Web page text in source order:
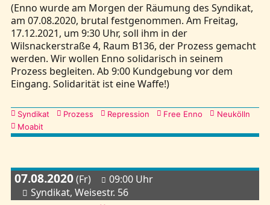
(Enno wurde am Morgen der Räumung des Syndikat,
am 07.08.2020, brutal festgenommen. Am Freitag,
17.12.2021, um 9:30 Uhr, soll ihm in der
Wilsnackerstraße 4, Raum B136, der Prozess gemacht
werden. Wir wollen Enno solidarisch in seinem
Prozess begleiten. Ab 9:00 Kundgebung vor dem
Eingang. Solidarität ist eine Waffe!)
Kategorien
Syndikat Prozess Repression Free Enno
Neukölln
Moabit
07.08.2020(Fr)
09:00 Uhr
Syndikat, Weisestr. 56